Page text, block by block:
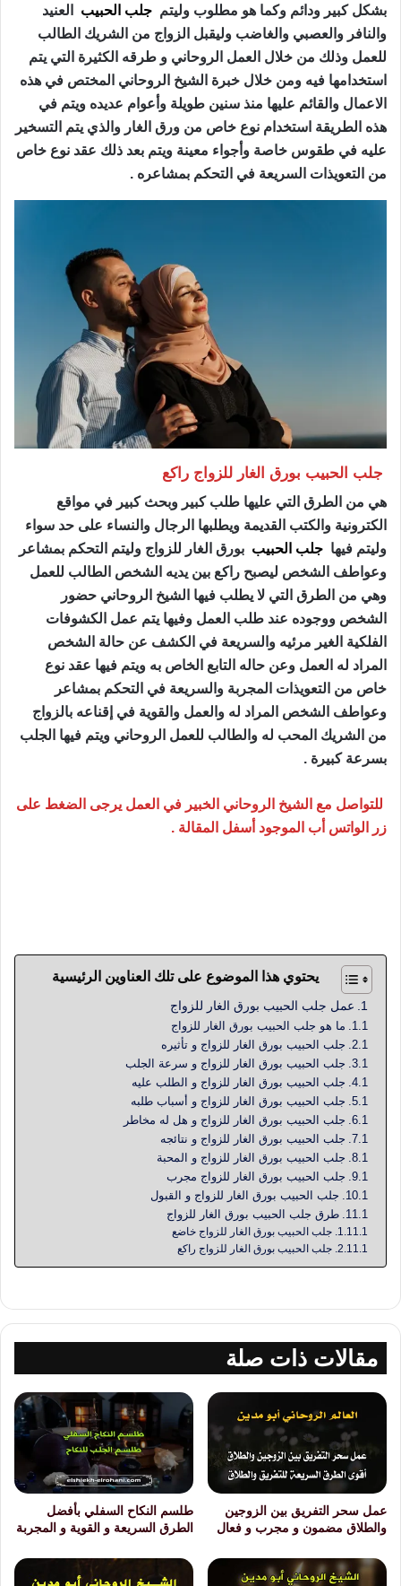
بشكل كبير ودائم وكما هو مطلوب وليتم جلب الحبيب
العنيد
والنافر والعصبي والغاضب وليقبل الزواج من الشريك الطالب
للعمل وذلك من خلال العمل الروحاني و طرقه الكثيرة التي يتم
استخدامها فيه ومن خلال خبرة الشيخ الروحاني المختص في هذه
الاعمال والقائم عليها منذ سنين طويلة وأعوام عديده ويتم في
هذه الطريقة استخدام نوع خاص من ورق الغار والذي يتم التسخير
عليه في طقوس خاصة وأجواء معينة ويتم بعد ذلك عقد نوع خاص
من التعويذات السريعة في التحكم بمشاعره .
جلب الحبيب بورق الغار للزواج راكع
هي من الطرق التي عليها طلب كبير وبحث كبير في مواقع
الكترونية والكتب القديمة ويطلبها الرجال والنساء على حد سواء
وليتم فيها جلب الحبيب بورق الغار للزواج وليتم التحكم بمشاعر
وعواطف الشخص ليصبح راكع بين يديه الشخص الطالب للعمل
وهي من الطرق التي لا يطلب فيها الشيخ الروحاني حضور
الشخص ووجوده عند طلب العمل وفيها يتم عمل الكشوفات
الفلكية الغير مرئيه والسريعة في الكشف عن حالة الشخص
المراد له العمل وعن حاله التابع الخاص به ويتم فيها عقد نوع
خاص من التعويذات المجربة والسريعة في التحكم بمشاعر
وعواطف الشخص المراد له والعمل والقوية في إقناعه بالزواج
من الشريك المحب له والطالب للعمل الروحاني ويتم فيها الجلب
بسرعة كبيرة .
للتواصل مع الشيخ الروحاني الخبير في العمل يرجى الضغط على
زر الواتس أب الموجود أسفل المقالة .
يحتوي هذا الموضوع على تلك العناوين الرئيسية
عمل جلب الحبيب بورق الغار للزواج
ما هو جلب الحبيب بورق الغار للزواج
جلب الحبيب بورق الغار للزواج و تأثيره
جلب الحبيب بورق الغار للزواج و سرعة الجلب
جلب الحبيب بورق الغار للزواج و الطلب عليه
جلب الحبيب بورق الغار للزواج و أسباب طلبه
جلب الحبيب بورق الغار للزواج و هل له مخاطر
جلب الحبيب بورق الغار للزواج و نتائجه
جلب الحبيب بورق الغار للزواج و المحبة
جلب الحبيب بورق الغار للزواج مجرب
جلب الحبيب بورق الغار للزواج و القبول
طرق جلب الحبيب بورق الغار للزواج
جلب الحبيب بورق الغار للزواج خاضع
جلب الحبيب بورق الغار للزواج راكع
مقالات ذات صلة
عمل سحر التفريق بين الزوجين
والطلاق مضمون و مجرب و فعال
طلسم النكاح السفلي بأفضل
الطرق السريعة و القوية و المجربة